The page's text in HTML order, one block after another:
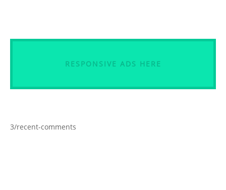
RESPONSIVE ADS HERE
3/recent-comments